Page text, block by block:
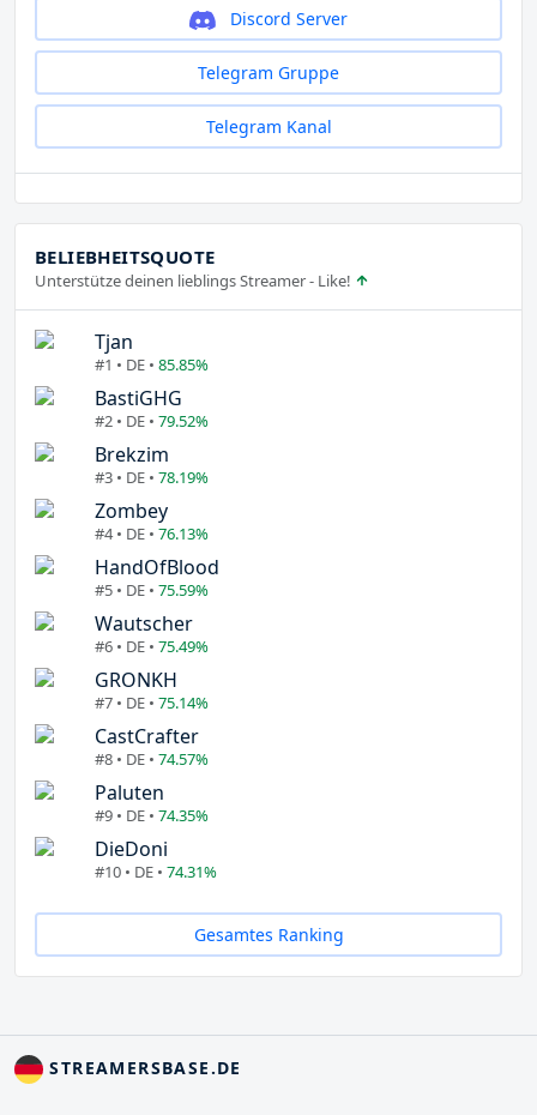
Discord Server
Telegram Gruppe
Telegram Kanal
BELIEBHEITSQUOTE
Unterstütze deinen lieblings Streamer - Like!
Tjan
#1 • DE • 85.85%
BastiGHG
#2 • DE • 79.52%
Brekzim
#3 • DE • 78.19%
Zombey
#4 • DE • 76.13%
HandOfBlood
#5 • DE • 75.59%
Wautscher
#6 • DE • 75.49%
GRONKH
#7 • DE • 75.14%
CastCrafter
#8 • DE • 74.57%
Paluten
#9 • DE • 74.35%
DieDoni
#10 • DE • 74.31%
Gesamtes Ranking
STREAMERSBASE.DE